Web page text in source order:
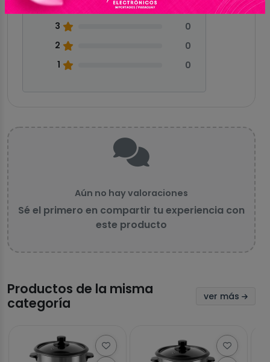
4
3
0
2
0
1
0
Aún no hay valoraciones
Sé el primero en compartir tu experiencia con
este producto
Productos de la misma
categoría
ver más